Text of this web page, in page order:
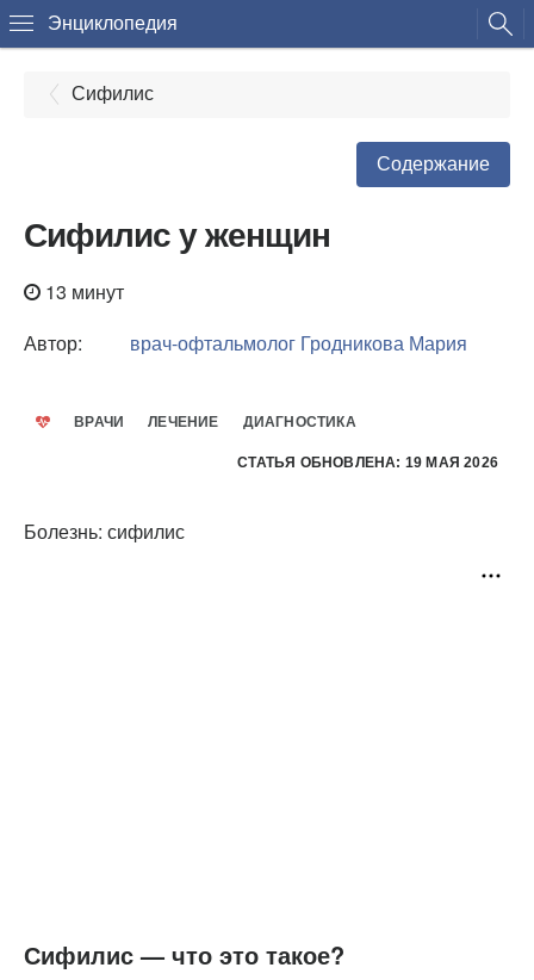
Энциклопедия
Сифилис
Содержание
Сифилис у женщин
13 минут
Автор:
врач-офтальмолог Гродникова Мария
ВРАЧИ ЛЕЧЕНИЕ ДИАГНОСТИКА
СТАТЬЯ ОБНОВЛЕНА: 19 МАЯ 2026
Болезнь: сифилис
Сифилис — что это такое?